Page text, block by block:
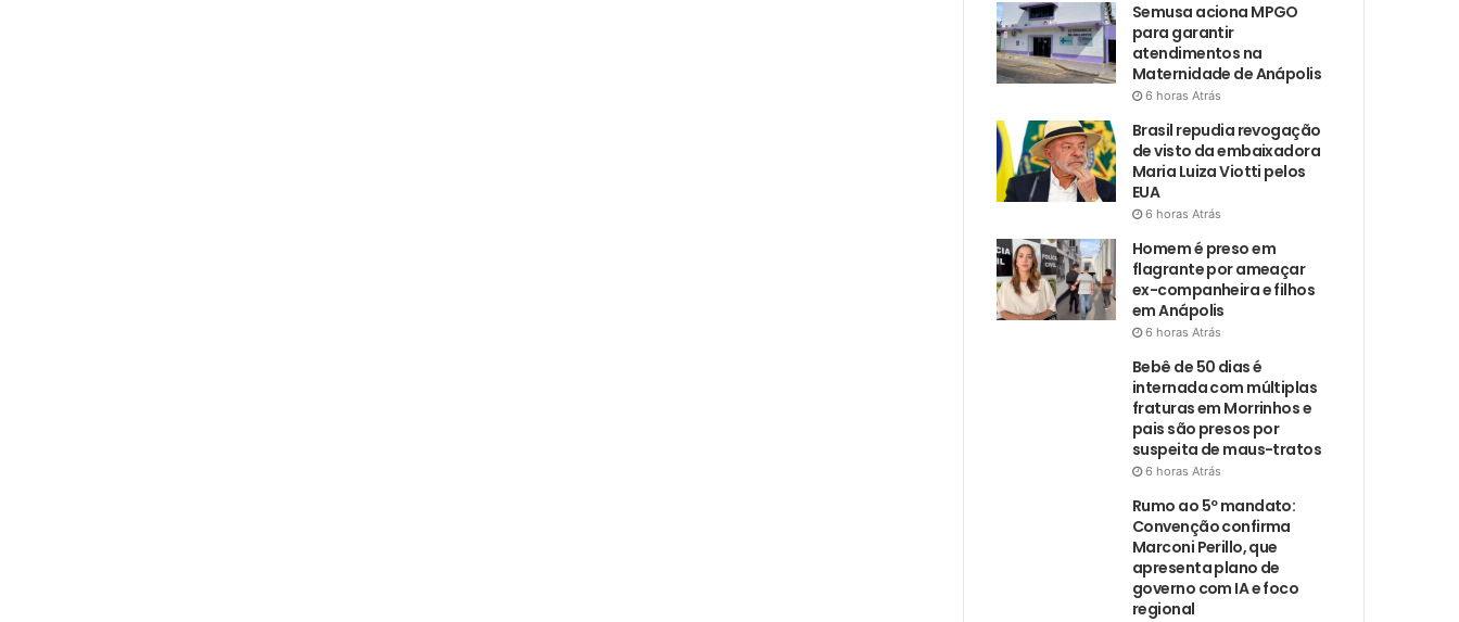
Semusa aciona MPGO
para garantir
atendimentos na
Maternidade de Anápolis
6 horas Atrás
Brasil repudia revogação
de visto da embaixadora
Maria Luiza Viotti pelos
EUA
6 horas Atrás
Homem é preso em
flagrante por ameaçar
ex-companheira e filhos
em Anápolis
6 horas Atrás
Bebê de 50 dias é
internada com múltiplas
fraturas em Morrinhos e
pais são presos por
suspeita de maus-tratos
6 horas Atrás
Rumo ao 5º mandato:
Convenção confirma
Marconi Perillo, que
apresenta plano de
governo com IA e foco
regional